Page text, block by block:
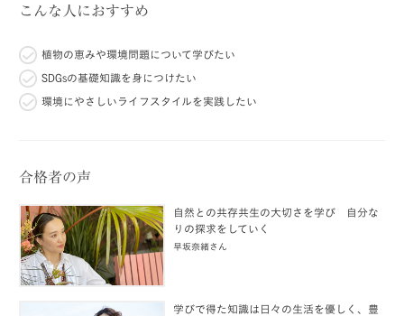
こんな人におすすめ
植物の恵みや環境問題について学びたい
SDGsの基礎知識を身につけたい
環境にやさしいライフスタイルを実践したい
合格者の声
自然との共存共生の大切さを学び 自分な
りの探求をしていく
早坂奈緒さん
学びで得た知識は日々の生活を優しく、豊